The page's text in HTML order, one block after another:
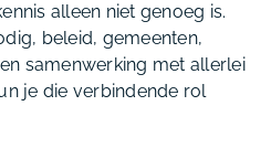
alleen niet genoeg is.
beleid, gemeenten,
samenwerking met allerlei
je die verbindende rol